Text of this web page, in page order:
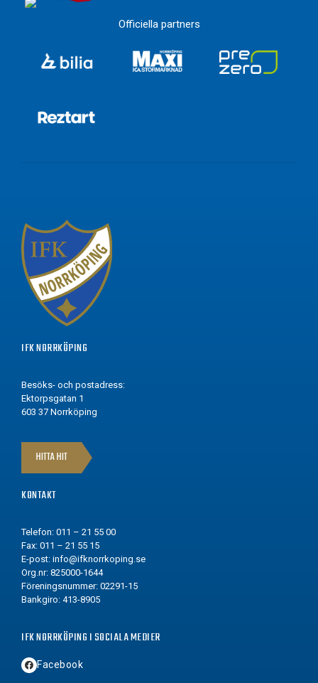
Officiella partners
IFK NORRKÖPING
Besöks- och postadress:
Ektorpsgatan 1
603 37 Norrköping
HITTA HIT
KONTAKT
Telefon: 011 – 21 55 00
Fax: 011 – 21 55 15
E-post: info@ifknorrkoping.se
Org.nr: 825000-1644
Föreningsnummer: 02291-15
Bankgiro: 413-8905
IFK NORRKÖPING I SOCIALA MEDIER
Facebook